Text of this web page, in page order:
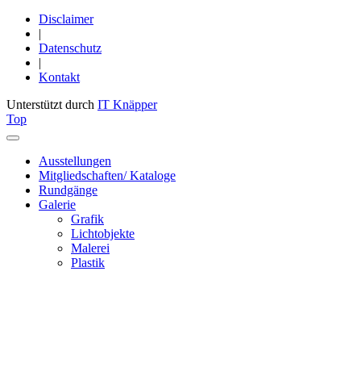
Disclaimer
|
Datenschutz
|
Kontakt
Unterstützt durch IT Knäpper
Top
Ausstellungen
Mitgliedschaften/ Kataloge
Rundgänge
Galerie
Grafik
Lichtobjekte
Malerei
Plastik